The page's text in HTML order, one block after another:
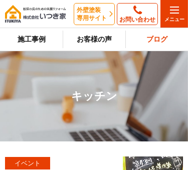
外壁塗装
専用サイト
お問い合わせ
施工事例 お客様の声 ブログ
キッチン
イベント